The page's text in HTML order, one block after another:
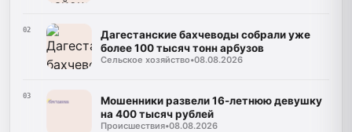
02
Дагестанские бахчеводы собрали уже
более 100 тысяч тонн арбузов
Сельское хозяйство•08.08.2026
03
Мошенники развели 16-летнюю девушку
на 400 тысяч рублей
Происшествия•08.08.2026